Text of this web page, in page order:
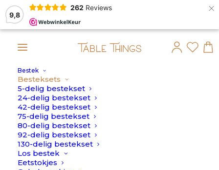
9,8
262 Reviews ×
Bestek
Besteksets
5-delig bestekset
24-delig bestekset
42-delig bestekset
75-delig bestekset
80-delig bestekset
92-delig bestekset
130-delig bestekset
Los bestek
Eetstokjes
dan op maandag 10 Augustus verstuurd.